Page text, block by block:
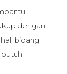
dengan
bidang
butuh